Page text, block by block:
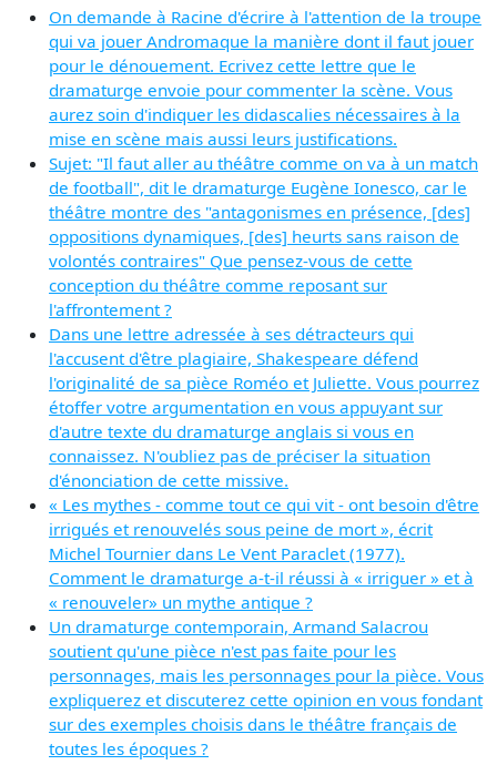
On demande à Racine d'écrire à l'attention de la troupe
qui va jouer Andromaque la manière dont il faut jouer
pour le dénouement. Ecrivez cette lettre que le
dramaturge envoie pour commenter la scène. Vous
aurez soin d'indiquer les didascalies nécessaires à la
mise en scène mais aussi leurs justifications.
Sujet: "Il faut aller au théâtre comme on va à un match
de football", dit le dramaturge Eugène Ionesco, car le
théâtre montre des "antagonismes en présence, [des]
oppositions dynamiques, [des] heurts sans raison de
volontés contraires" Que pensez-vous de cette
conception du théâtre comme reposant sur
l'affrontement ?
Dans une lettre adressée à ses détracteurs qui
l'accusent d'être plagiaire, Shakespeare défend
l'originalité de sa pièce Roméo et Juliette. Vous pourrez
étoffer votre argumentation en vous appuyant sur
d'autre texte du dramaturge anglais si vous en
connaissez. N'oubliez pas de préciser la situation
d'énonciation de cette missive.
« Les mythes - comme tout ce qui vit - ont besoin d'être
irrigués et renouvelés sous peine de mort », écrit
Michel Tournier dans Le Vent Paraclet (1977).
Comment le dramaturge a-t-il réussi à « irriguer » et à
« renouveler» un mythe antique ?
Un dramaturge contemporain, Armand Salacrou
soutient qu'une pièce n'est pas faite pour les
personnages, mais les personnages pour la pièce. Vous
expliquerez et discuterez cette opinion en vous fondant
sur des exemples choisis dans le théâtre français de
toutes les époques ?